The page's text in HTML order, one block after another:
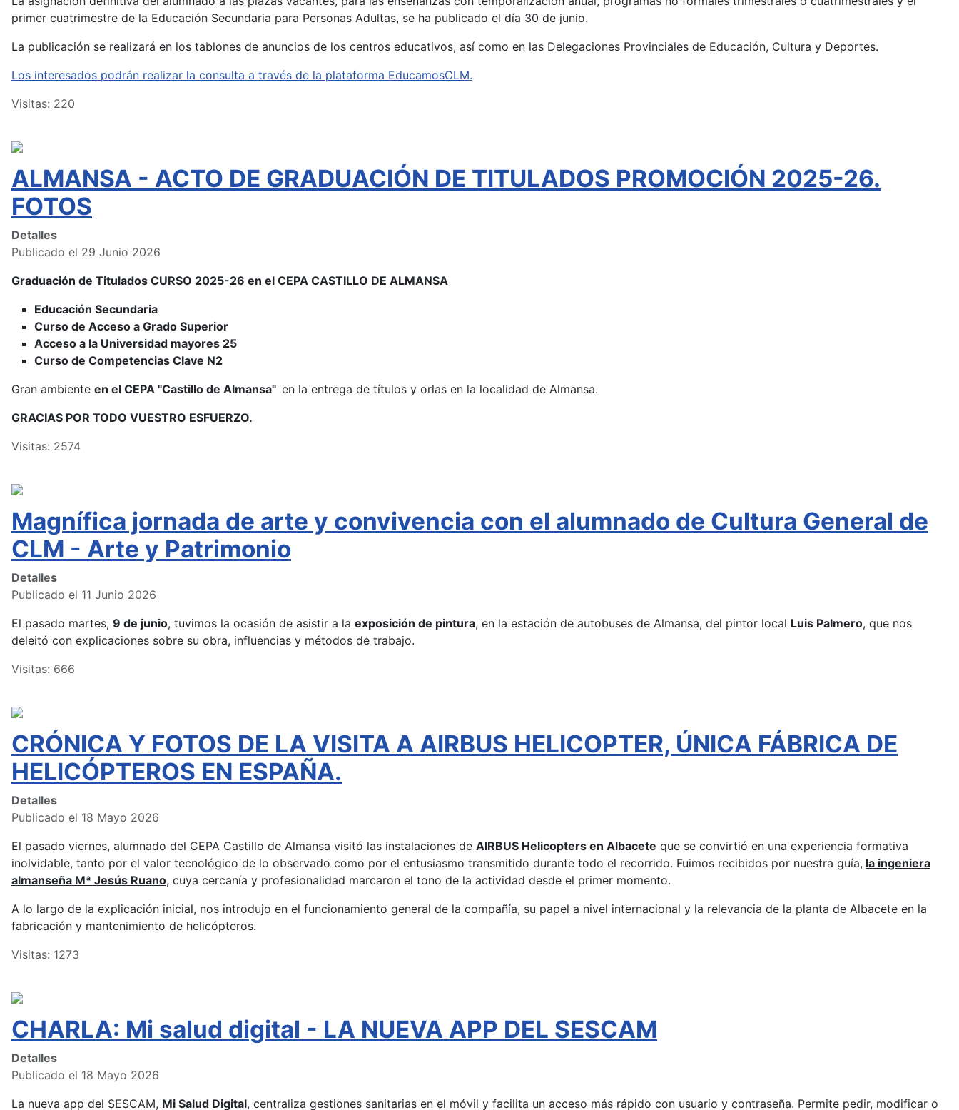
primer cuatrimestre de la Educación Secundaria para Personas Adultas, se ha publicado el día 30 de junio.
La publicación se realizará en los tablones de anuncios de los centros educativos, así como en las Delegaciones Provinciales de Educación, Cultura y Deportes.
Los interesados podrán realizar la consulta a través de la plataforma EducamosCLM.
Visitas: 220
ALMANSA - ACTO DE GRADUACIÓN DE TITULADOS PROMOCIÓN 2025-26.
FOTOS
Detalles
Publicado el 29 Junio 2026
Graduación de Titulados CURSO 2025-26 en el CEPA CASTILLO DE ALMANSA
Educación Secundaria
Curso de Acceso a Grado Superior
Acceso a la Universidad mayores 25
Curso de Competencias Clave N2
Gran ambiente en el CEPA "Castillo de Almansa" en la entrega de títulos y orlas en la localidad de Almansa.
GRACIAS POR TODO VUESTRO ESFUERZO.
Visitas: 2574
Magnífica jornada de arte y convivencia con el alumnado de Cultura General de
CLM - Arte y Patrimonio
Detalles
Publicado el 11 Junio 2026
El pasado martes, 9 de junio, tuvimos la ocasión de asistir a la exposición de pintura, en la estación de autobuses de Almansa, del pintor local Luis Palmero, que nos
deleitó con explicaciones sobre su obra, influencias y métodos de trabajo.
Visitas: 666
CRÓNICA Y FOTOS DE LA VISITA A AIRBUS HELICOPTER, ÚNICA FÁBRICA DE
HELICÓPTEROS EN ESPAÑA.
Detalles
Publicado el 18 Mayo 2026
El pasado viernes, alumnado del CEPA Castillo de Almansa visitó las instalaciones de AIRBUS Helicopters en Albacete que se convirtió en una experiencia formativa
inolvidable, tanto por el valor tecnológico de lo observado como por el entusiasmo transmitido durante todo el recorrido. Fuimos recibidos por nuestra guía, la ingeniera
almanseña Mª Jesús Ruano, cuya cercanía y profesionalidad marcaron el tono de la actividad desde el primer momento.
A lo largo de la explicación inicial, nos introdujo en el funcionamiento general de la compañía, su papel a nivel internacional y la relevancia de la planta de Albacete en la
fabricación y mantenimiento de helicópteros.
Visitas: 1273
CHARLA: Mi salud digital - LA NUEVA APP DEL SESCAM
Detalles
Publicado el 18 Mayo 2026
La nueva app del SESCAM, Mi Salud Digital, centraliza gestiones sanitarias en el móvil y facilita un acceso más rápido con usuario y contraseña. Permite pedir, modificar o